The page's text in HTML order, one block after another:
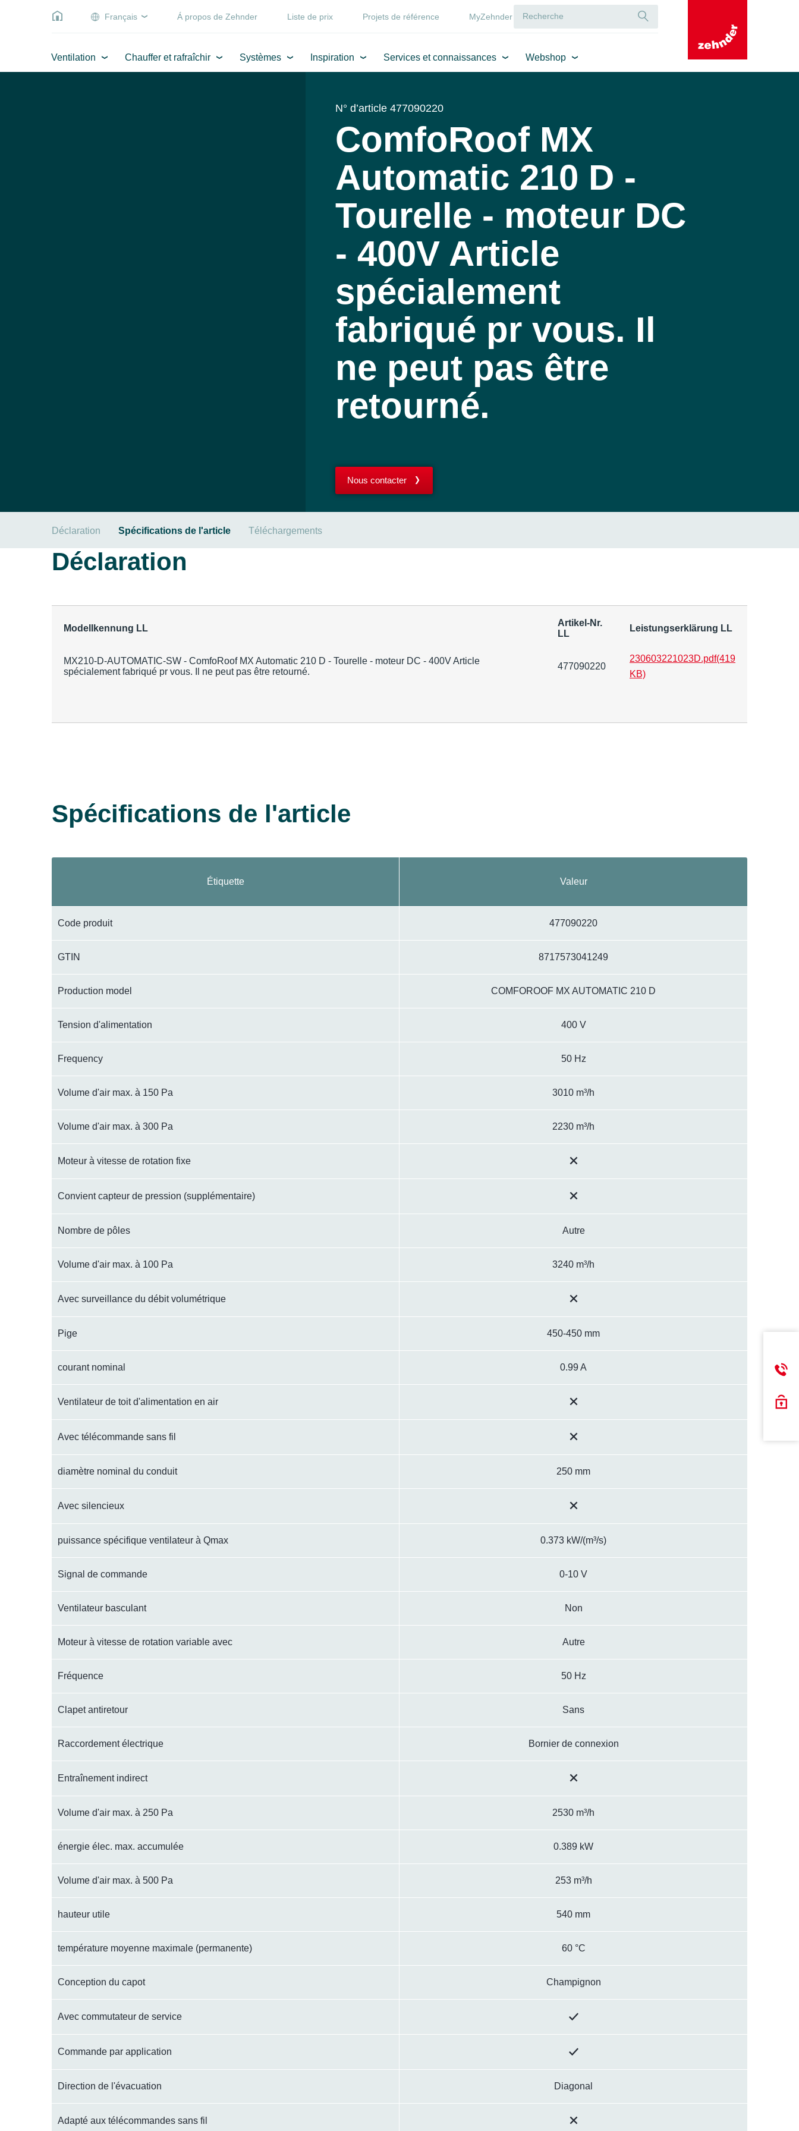
Français Á propos de Zehnder Liste de prix Projets de référence MyZehnder
Ventilation Chauffer et rafraîchir Systèmes Inspiration Services et connaissances Webshop
N° d’article 477090220
ComfoRoof MX
Automatic 210 D -
Tourelle - moteur DC
- 400V Article
spécialement
fabriqué pr vous. Il
ne peut pas être
retourné.
Nous contacter
Déclaration Spécifications de l'article Téléchargements
Déclaration
Modellkennung LL
Artikel-Nr.
LL
Leistungserklärung LL
MX210-D-AUTOMATIC-SW - ComfoRoof MX Automatic 210 D - Tourelle - moteur DC - 400V Article
spécialement fabriqué pr vous. Il ne peut pas être retourné.
477090220
230603221023D.pdf(419
KB)
Spécifications de l'article
Étiquette Valeur
Code produit 477090220
GTIN 8717573041249
Production model COMFOROOF MX AUTOMATIC 210 D
Tension d'alimentation 400 V
Frequency 50 Hz
Volume d'air max. à 150 Pa 3010 m³/h
Volume d'air max. à 300 Pa 2230 m³/h
Moteur à vitesse de rotation fixe
Convient capteur de pression (supplémentaire)
Nombre de pôles Autre
Volume d'air max. à 100 Pa 3240 m³/h
Avec surveillance du débit volumétrique
Pige 450-450 mm
courant nominal 0.99 A
Ventilateur de toit d'alimentation en air
Avec télécommande sans fil
diamètre nominal du conduit 250 mm
Avec silencieux
puissance spécifique ventilateur à Qmax 0.373 kW/(m³/s)
Signal de commande 0-10 V
Ventilateur basculant Non
Moteur à vitesse de rotation variable avec Autre
Fréquence 50 Hz
Clapet antiretour Sans
Raccordement électrique Bornier de connexion
Entraînement indirect
Volume d'air max. à 250 Pa 2530 m³/h
énergie élec. max. accumulée 0.389 kW
Volume d'air max. à 500 Pa 253 m³/h
hauteur utile 540 mm
température moyenne maximale (permanente) 60 °C
Conception du capot Champignon
Avec commutateur de service
Commande par application
Direction de l'évacuation Diagonal
Adapté aux télécommandes sans fil